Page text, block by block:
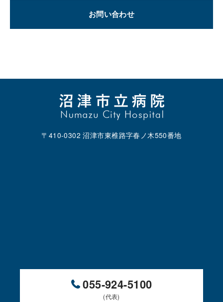
お問い合わせ
〒410-0302 沼津市東椎路字春ノ木550番地
055-924-5100
(代表)